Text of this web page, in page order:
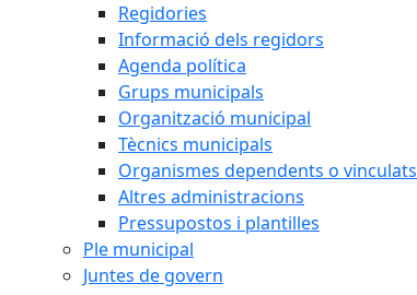
Regidories
Informació dels regidors
Agenda política
Grups municipals
Organització municipal
Tècnics municipals
Organismes dependents o vinculats
Altres administracions
Pressupostos i plantilles
Ple municipal
Juntes de govern